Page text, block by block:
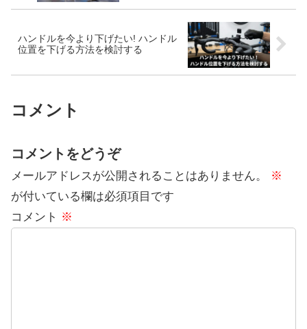
ハンドルを今より下げたい! ハンドル
位置を下げる方法を検討する
コメント
コメントをどうぞ
メールアドレスが公開されることはありません。
※
が付いている欄は必須項目です
コメント ※